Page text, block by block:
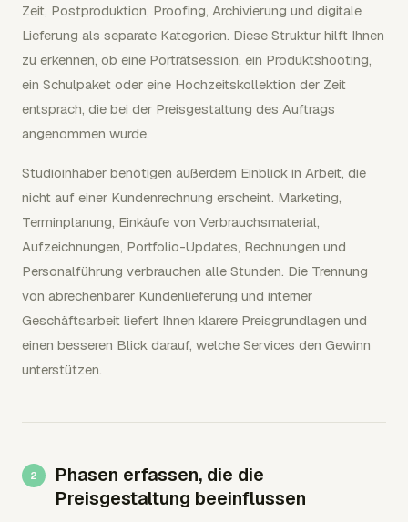
Zeit, Postproduktion, Proofing, Archivierung und digitale
Lieferung als separate Kategorien. Diese Struktur hilft Ihnen
zu erkennen, ob eine Porträtsession, ein Produktshooting,
ein Schulpaket oder eine Hochzeitskollektion der Zeit
entsprach, die bei der Preisgestaltung des Auftrags
angenommen wurde.
Studioinhaber benötigen außerdem Einblick in Arbeit, die
nicht auf einer Kundenrechnung erscheint. Marketing,
Terminplanung, Einkäufe von Verbrauchsmaterial,
Aufzeichnungen, Portfolio-Updates, Rechnungen und
Personalführung verbrauchen alle Stunden. Die Trennung
von abrechenbarer Kundenlieferung und interner
Geschäftsarbeit liefert Ihnen klarere Preisgrundlagen und
einen besseren Blick darauf, welche Services den Gewinn
unterstützen.
Phasen erfassen, die die
Preisgestaltung beeinflussen